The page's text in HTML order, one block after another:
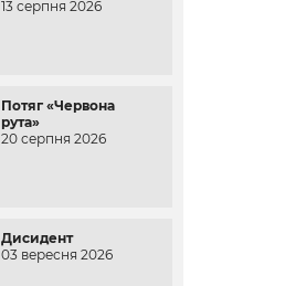
13 серпня 2026
Потяг «Червона
рута»
20 серпня 2026
Дисидент
03 вересня 2026